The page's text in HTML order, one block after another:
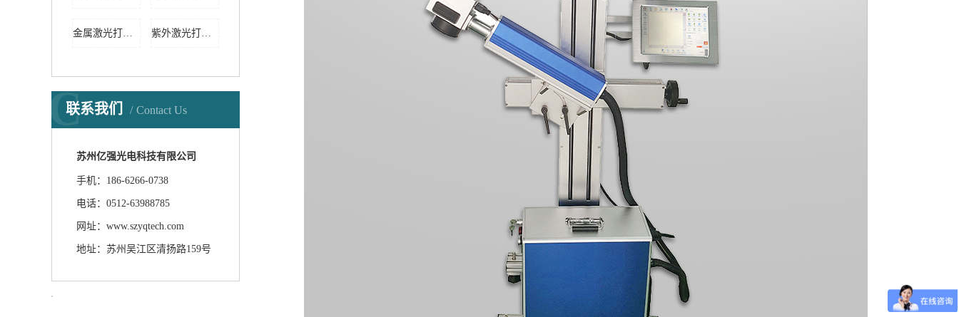
联系我们 Contact Us
C
苏州亿强光电科技有限公司
手机：186-6266-0738
电话：0512-63988785
网址：www.szyqtech.com
地址：苏州吴江区清扬路159号